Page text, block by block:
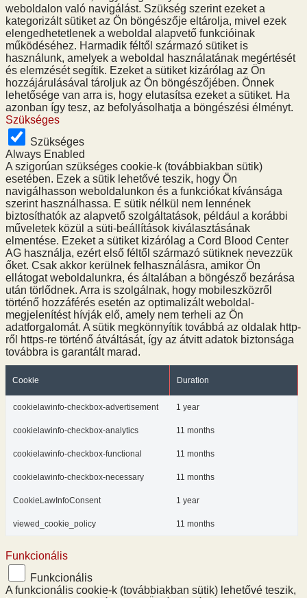
weboldalon való navigálást. Szükség szerint ezeket a
kategorizált sütiket az Ön böngészője eltárolja, mivel ezek
elengedhetetlenek a weboldal alapvető funkcióinak
működéséhez. Harmadik féltől származó sütiket is
használunk, amelyek a weboldal használatának megértését
és elemzését segítik. Ezeket a sütiket kizárólag az Ön
hozzájárulásával tároljuk az Ön böngészőjében. Önnek
lehetősége van arra is, hogy elutasítsa ezeket a sütiket. Ha
azonban így tesz, az befolyásolhatja a böngészési élményt.
Szükséges
Szükséges
Always Enabled
A szigorúan szükséges cookie-k (továbbiakban sütik)
esetében. Ezek a sütik lehetővé teszik, hogy Ön
navigálhasson weboldalunkon és a funkciókat kívánsága
szerint használhassa. E sütik nélkül nem lennének
biztosíthatók az alapvető szolgáltatások, például a korábbi
műveletek közül a süti-beállítások kiválasztásának
elmentése. Ezeket a sütiket kizárólag a Cord Blood Center
AG használja, ezért első féltől származó sütiknek nevezzük
őket. Csak akkor kerülnek felhasználásra, amikor Ön
ellátogat weboldalunkra, és általában a böngésző bezárása
után törlődnek. Arra is szolgálnak, hogy mobileszközről
történő hozzáférés esetén az optimalizált weboldal-
megjelenítést hívják elő, amely nem terheli az Ön
adatforgalomát. A sütik megkönnyítik továbbá az oldalak http-
ről https-re történő átváltását, így az átvitt adatok biztonsága
továbbra is garantált marad.
Cookie Duration
cookielawinfo-checkbox-advertisement 1 year
cookielawinfo-checkbox-analytics 11 months
cookielawinfo-checkbox-functional 11 months
cookielawinfo-checkbox-necessary 11 months
CookieLawInfoConsent 1 year
viewed_cookie_policy 11 months
Funkcionális
Funkcionális
A funkcionális cookie-k (továbbiakban sütik) lehetővé teszik,